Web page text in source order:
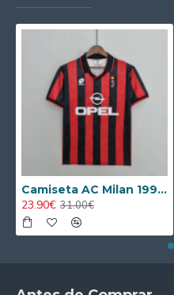
Camiseta AC Milan 1995/1996 Local Retro
23.90€ 31.00€